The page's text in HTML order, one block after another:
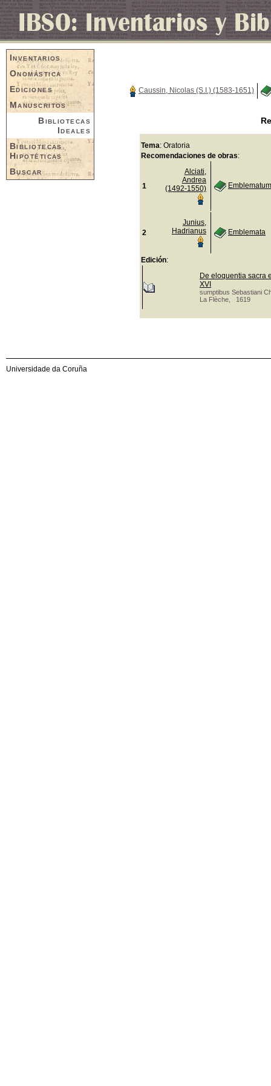
Inventarios
Onomástica
Ediciones
Manuscritos
Bibliotecas
Ideales
Bibliotecas
Hipotéticas
Buscar
Caussin, Nicolas (S.I.) (1583-1651)
Tema: Oratoria
Recomendaciones de obras:
1
Alciati,
Andrea
(1492-1550)
2
Junius,
Hadrianus
Emblemata
Edición:
De eloquentia sacra
XVI
sumptibus Sebastiani
La Flèche, 1619
Universidade da Coruña